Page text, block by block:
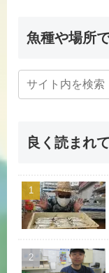
魚種や場所
良く読まれ